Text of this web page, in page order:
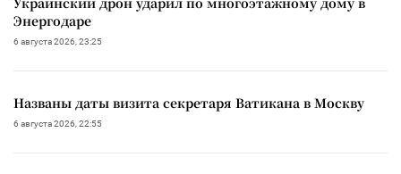
Энергодаре
6 августа 2026, 23:25
Названы даты визита секретаря Ватикана в Москву
6 августа 2026, 22:55